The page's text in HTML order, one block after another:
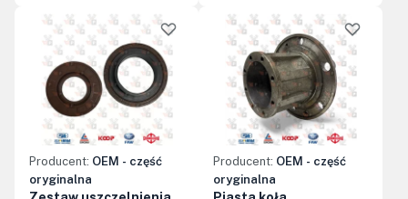
Producent: OEM - część
oryginalna
Producent: OEM - część
oryginalna